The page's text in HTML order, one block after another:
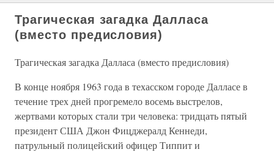
Трагическая загадка Далласа
(вместо предисловия)
Трагическая загадка Далласа (вместо предисловия)
В конце ноября 1963 года в техасском городе Далласе в
течение трех дней прогремело восемь выстрелов,
жертвами которых стали три человека: тридцать пятый
президент США Джон Фицджералд Кеннеди,
патрульный полицейский офицер Типпит и